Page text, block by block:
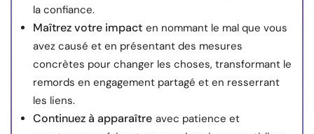
la confiance.
Maîtrez votre impact en nommant le mal que vous
avez causé et en présentant des mesures
concrètes pour changer les choses, transformant le
remords en engagement partagé et en resserrant
les liens.
Continuez à apparaître avec patience et